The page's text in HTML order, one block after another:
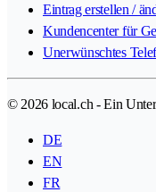
Eintrag erstellen /
Kundencenter für
Unerwünschtes
© 2026 local.ch - Ein
DE
EN
FR